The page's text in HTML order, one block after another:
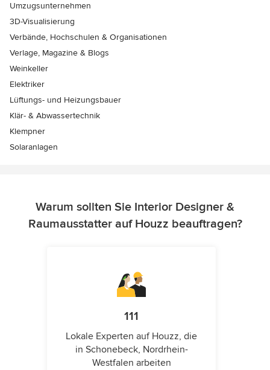
Umzugsunternehmen
3D-Visualisierung
Verbände, Hochschulen & Organisationen
Verlage, Magazine & Blogs
Weinkeller
Elektriker
Lüftungs- und Heizungsbauer
Klär- & Abwassertechnik
Klempner
Solaranlagen
Warum sollten Sie Interior Designer &
Raumausstatter auf Houzz beauftragen?
111
Lokale Experten auf Houzz, die
in Schonebeck, Nordrhein-
Westfalen arbeiten